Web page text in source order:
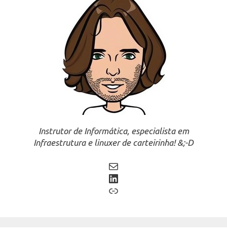
Instrutor de Informática, especialista em
Infraestrutura e linuxer de carteirinha! &;-D
Mail
LinkedIn
Link